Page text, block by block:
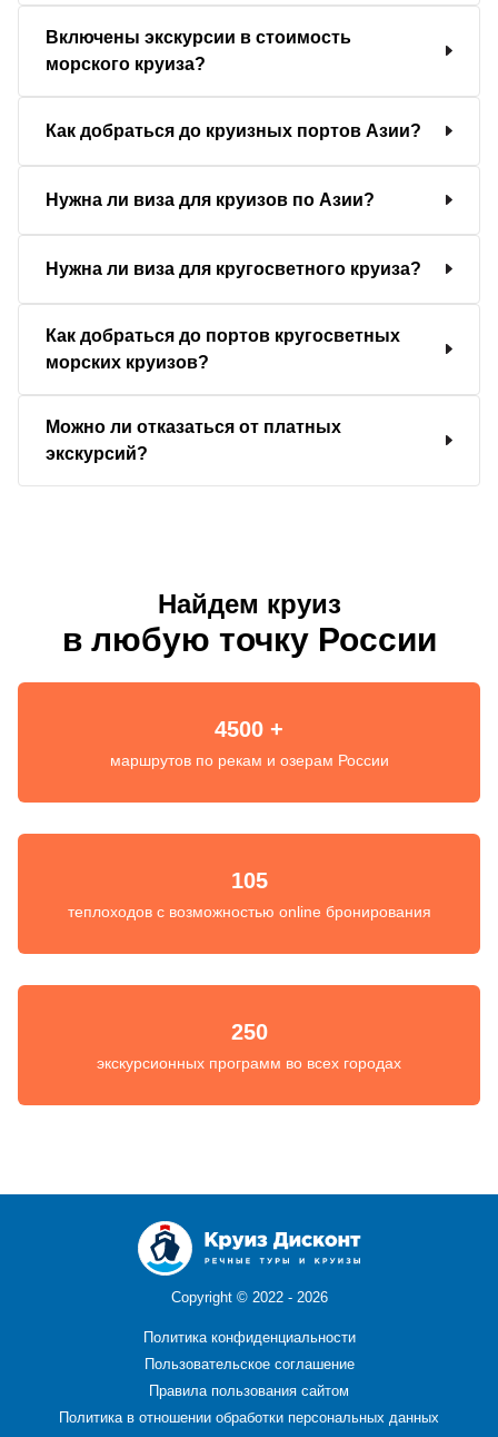
Включены экскурсии в стоимость
морского круиза?
Как добраться до круизных портов Азии?
Нужна ли виза для круизов по Азии?
Нужна ли виза для кругосветного круиза?
Как добраться до портов кругосветных
морских круизов?
Можно ли отказаться от платных
экскурсий?
Найдем круиз
в любую точку России
4500 +
маршрутов по рекам и озерам России
105
теплоходов с возможностью online бронирования
250
экскурсионных программ во всех городах
Copyright © 2022 - 2026
Политика конфиденциальности
Пользовательское соглашение
Правила пользования сайтом
Политика в отношении обработки персональных данных